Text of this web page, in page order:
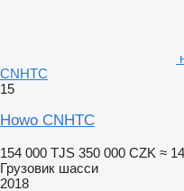
CNHTC
15
Howo CNHTC
154 000 TJS 350 000 CZK ≈
Грузовик шасси
2018